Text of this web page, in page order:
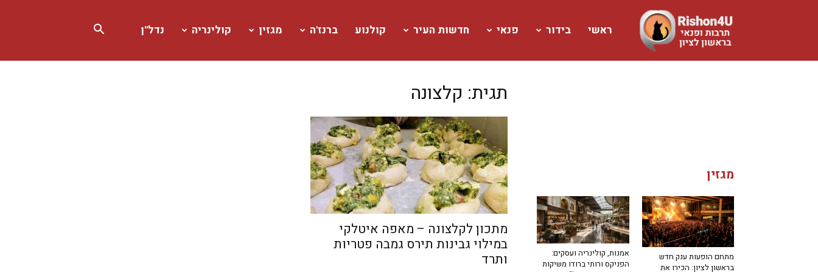
www.rishon4u.co.il
ראשי בידור פנאי חדשות העיר קולנוע ברנז'ה מגזין קולינריה נדל"ן
תגית: קלצונה
מתכון לקלצונה – מאפה איטלקי
במילוי גבינות תירס גמבה פטריות
ותרד
מגזין
אמנות, קולינריה ועסקים:
הפניקס ורותי ברודו משיקות
מתחם הופעות ענק חדש
בראשון לציון: הכירו את